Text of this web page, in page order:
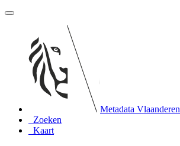
Metadata Vlaanderen
Zoeken
Kaart